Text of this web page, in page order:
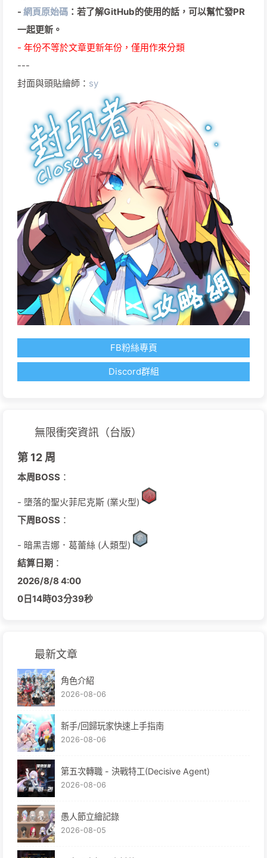
- 網頁原始碼 ：若了解GitHub的使用的話，可以幫忙發PR
一起更新。
- 年份不等於文章更新年份，僅用作來分類
---
封面與頭貼繪師： sy
FB粉絲專頁
Discord群組
無限衝突資訊（台版）
第 12 周
本周BOSS ：
- 墮落的聖火菲尼克斯 (業火型)
下周BOSS ：
- 暗黑吉娜．葛蕾絲 (人類型)
結算日期 ：
2026/8/8 4:00
0日14時03分39秒
最新文章
角色介紹
2026-08-06
新手/回歸玩家快速上手指南
2026-08-06
第五次轉職 - 決戰特工(Decisive Agent)
2026-08-06
愚人節立繪記錄
2026-08-05